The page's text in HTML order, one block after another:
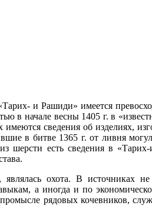
и Рашиди» имеется
в начале весны 1405 г. в
сведения об изделиях,
в битве 1365 г. от ливня
есть сведения в
охота. В источниках
а иногда и по
рядовых кочевников,